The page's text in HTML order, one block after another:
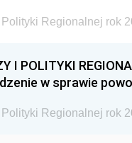
Regionalnej rok
I POLITYKI
w sprawie
Regionalnej rok